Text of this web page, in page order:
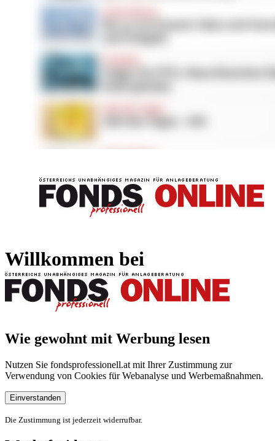
Willkommen bei
Wie gewohnt mit Werbung lesen
Nutzen Sie fondsprofessionell.at mit Ihrer Zustimmung zur
Verwendung von Cookies für Webanalyse und Werbemaßnahmen.
Einverstanden
Die Zustimmung ist jederzeit widerrufbar.